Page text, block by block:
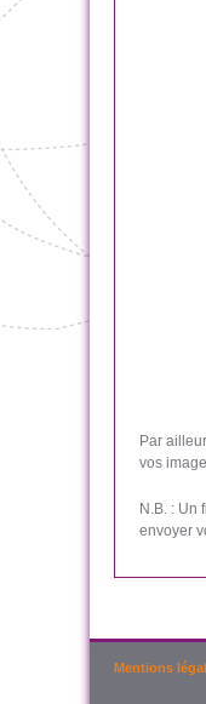
Par
vos
N.B. : Un
envoyer
Mentions